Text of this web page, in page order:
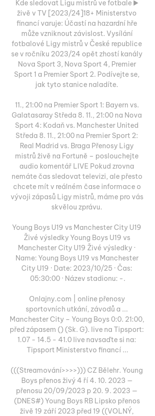
Kde sledovat Ligu mistrů ve fotbale ▶️
živě v TV [2023/24]18+ Ministerstvo
financí varuje: Účastí na hazardní hře
může vzniknout závislost. Vysílání
fotbalové Ligy mistrů v České republice
se v ročníku 2023/24 opět zhostí kanály
Nova Sport 3, Nova Sport 4, Premier
Sport 1 a Premier Sport 2. Podívejte se,
jak tyto stanice naladíte.
11., 21:00 na Premier Sport 1: Bayern vs.
Galatasaray Středa 8. 11., 21:00 na Nova
Sport 4: Kodaň vs. Manchester United
Středa 8. 11., 21:00 na Premier Sport 2:
Real Madrid vs. Braga Přenosy Ligy
mistrů živě na Fortuně – poslouchejte
audio komentář LIVE Pokud zrovna
nemáte čas sledovat televizi, ale přesto
chcete mít v reálném čase informace o
vývoji zápasů Ligy mistrů, máme pro vás
skvělou zprávu.
Young Boys U19 vs Manchester City U19
Živé výsledky Young Boys U19 vs
Manchester City U19 Živé výsledky ·
Name: Young Boys U19 vs Manchester
City U19 · Date: 2023/10/25 · Čas:
05:30:00 · Název stadionu: -.
Onlajny.com | online přenosy
sportovních utkání, závodů a ...
Manchester City – Young Boys 0:0. 21:00,
před zápasem () (Sk. G). live na Tipsport:
1.07 - 14.5 - 41.0 live navsaďte si na:
Tipsport Ministerstvo financí ...
(((Streamování>>>>))) CZ Bělehr. Young
Boys přenos živý 4 ří 4. 10. 2023 —
přenosu 20/09/2023 p 20. 9. 2023 —
(DNES#) Young Boys RB Lipsko přenos
živě 19 září 2023 před 19 ((VOLNÝ,